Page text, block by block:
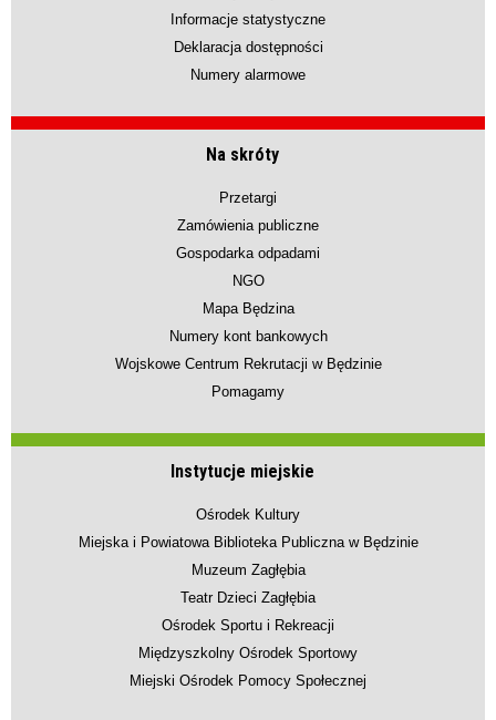
Informacje statystyczne
Deklaracja dostępności
Numery alarmowe
Na skróty
Przetargi
Zamówienia publiczne
Gospodarka odpadami
NGO
Mapa Będzina
Numery kont bankowych
Wojskowe Centrum Rekrutacji w Będzinie
Pomagamy
Instytucje miejskie
Ośrodek Kultury
Miejska i Powiatowa Biblioteka Publiczna w Będzinie
Muzeum Zagłębia
Teatr Dzieci Zagłębia
Ośrodek Sportu i Rekreacji
Międzyszkolny Ośrodek Sportowy
Miejski Ośrodek Pomocy Społecznej